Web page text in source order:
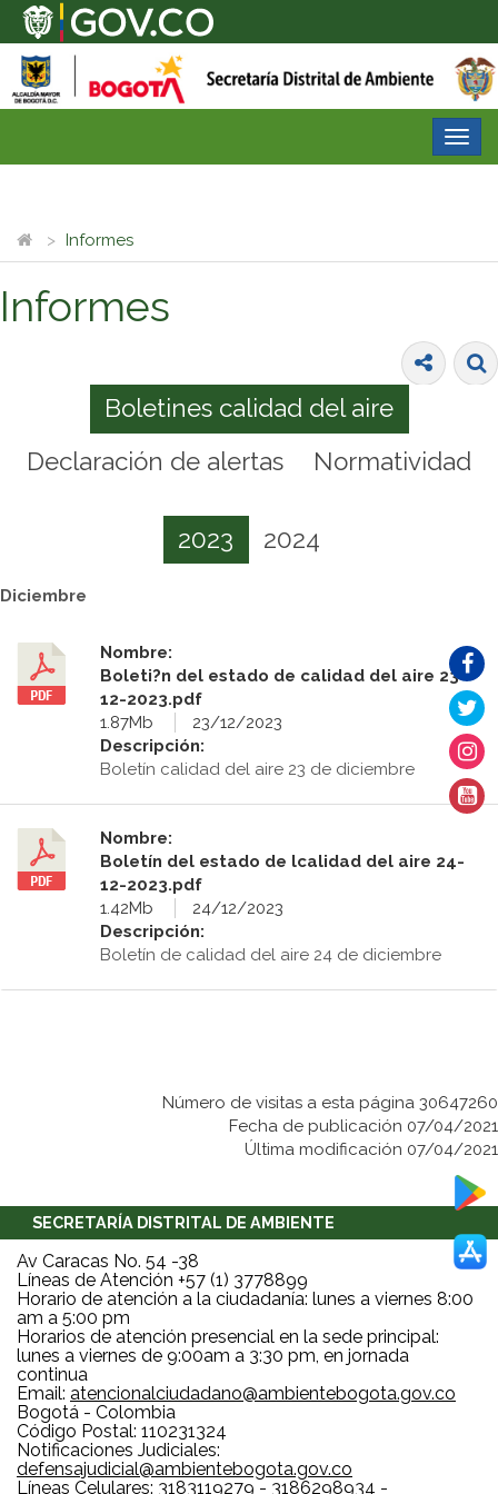
Informes
Informes
Boletines calidad del aire
Declaración de alertas
Normatividad
2023 2024
Diciembre
Nombre:
Boleti?n del estado de calidad del aire 23-
12-2023.pdf
1.87Mb
23/12/2023
Descripción:
Boletín calidad del aire 23 de diciembre
Nombre:
Boletín del estado de lcalidad del aire 24-
12-2023.pdf
1.42Mb
24/12/2023
Descripción:
Boletín de calidad del aire 24 de diciembre
Número de visitas a esta página 30647260
Fecha de publicación 07/04/2021
Última modificación 07/04/2021
SECRETARÍA DISTRITAL DE AMBIENTE
Av Caracas No. 54 -38
Líneas de Atención +57 (1) 3778899
Horario de atención a la ciudadanía: lunes a viernes 8:00
am a 5:00 pm
Horarios de atención presencial en la sede principal:
lunes a viernes de 9:00am a 3:30 pm, en jornada
continua
Email: atencionalciudadano@ambientebogota.gov.co
Bogotá - Colombia
Código Postal: 110231324
Notificaciones Judiciales:
defensajudicial@ambientebogota.gov.co
Líneas Celulares: 3183119279 - 3186298934 -